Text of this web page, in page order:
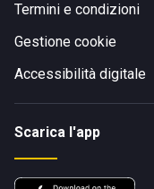
Termini e condizioni
Gestione cookie
Accessibilità digitale
Scarica l'app